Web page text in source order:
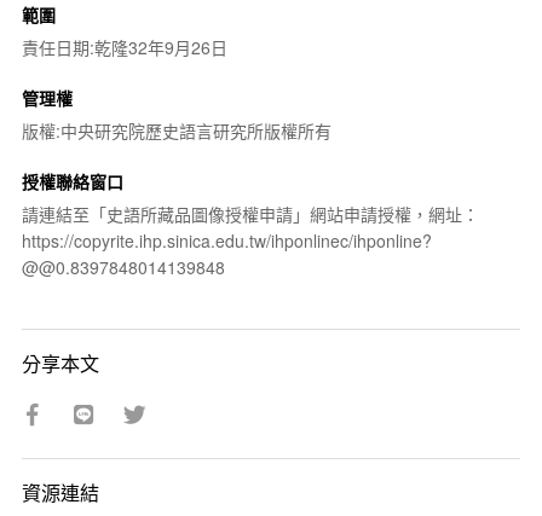
範圍
責任日期:乾隆32年9月26日
管理權
版權:中央研究院歷史語言研究所版權所有
授權聯絡窗口
請連結至「史語所藏品圖像授權申請」網站申請授權，網址：
https://copyrite.ihp.sinica.edu.tw/ihponlinec/ihponline?
@@0.8397848014139848
分享本文
資源連結